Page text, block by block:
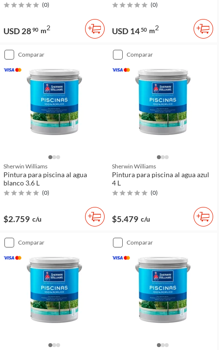
(0)
USD 2890 m2
(0)
USD 1450 m2
comparar
Sherwin Williams
Pintura para piscina al agua
blanco 3.6 L
(0)
$2.759 c/u
comparar
Sherwin Williams
Pintura para piscina al agua azul
4 L
(0)
$5.479 c/u
comparar comparar